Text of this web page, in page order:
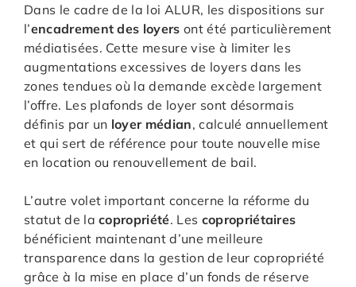
Dans le cadre de la loi ALUR, les dispositions sur
l’encadrement des loyers ont été particulièrement
médiatisées. Cette mesure vise à limiter les
augmentations excessives de loyers dans les
zones tendues où la demande excède largement
l’offre. Les plafonds de loyer sont désormais
définis par un loyer médian, calculé annuellement
et qui sert de référence pour toute nouvelle mise
en location ou renouvellement de bail.
L’autre volet important concerne la réforme du
statut de lacopropriété. Les copropriétaires
bénéficient maintenant d’une meilleure
transparence dans la gestion de leur copropriété
grâce à la mise en place d’un fonds de réserve